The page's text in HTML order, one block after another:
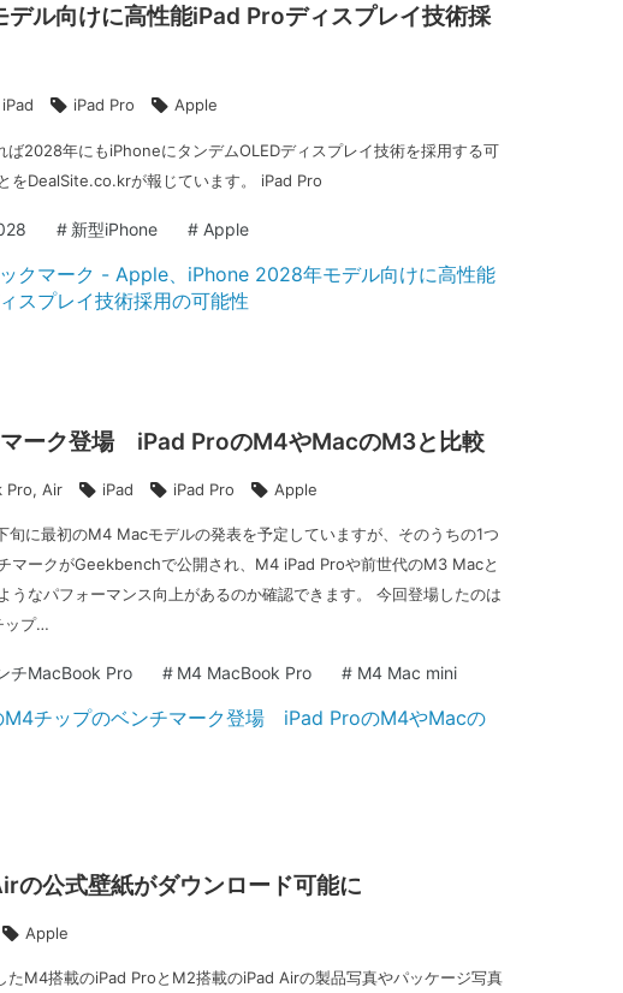
ル向けに高性能iPad Proディスプレイ技術採
iPad iPad Pro Apple
ば2028年にもiPhoneにタンデムOLEDディスプレイ技術を採用する可
をDealSite.co.krが報じています。 iPad Pro
# 新型iPhone # Apple
ーク登場 iPad ProのM4やMacのM3と比較
Pro, Air iPad iPad Pro Apple
旬に最初のM4 Macモデルの発表を予定していますが、そのうちの1つ
マークがGeekbenchで公開され、M4 iPad Proや前世代のM3 Macと
うなパフォーマンス向上があるのか確認できます。 今回登場したのは
ップ…
チMacBook Pro # M4 MacBook Pro # M4 Mac mini
公式壁紙がダウンロード可能に
Apple
たM4搭載のiPad ProとM2搭載のiPad Airの製品写真やパッケージ写真